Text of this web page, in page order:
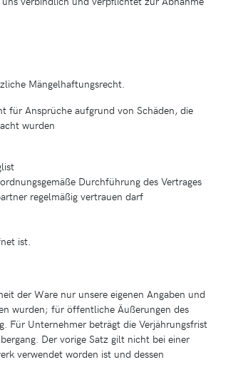
Mängelhaftungsrecht.
für Ansprüche aufgrund von Schäden, die
wurden
Durchführung des Vertrages
regelmäßig vertrauen darf
ist.
der Ware nur unsere eigenen Angaben und
wurden; für öffentliche Äußerungen des
Für Unternehmer beträgt die Verjährungsfrist
Der vorige Satz gilt nicht bei einer
verwendet worden ist und dessen